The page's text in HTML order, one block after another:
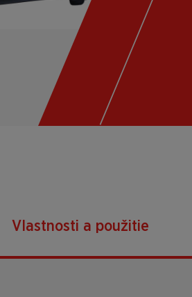
Vlastnosti a použitie